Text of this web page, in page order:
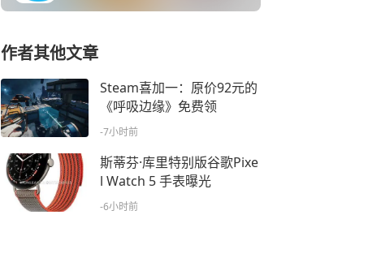
作者其他文章
Steam喜加一：原价92元的
《呼吸边缘》免费领
-7小时前
斯蒂芬·库里特别版谷歌Pixe
l Watch 5 手表曝光
-6小时前